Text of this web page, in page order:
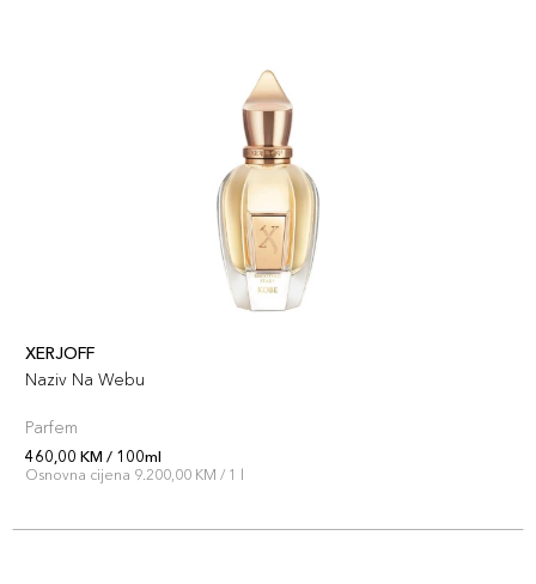
XERJOFF
Naziv Na Webu
Parfem
460,00 KM / 100ml
Osnovna cijena 9.200,00 KM / 1 l